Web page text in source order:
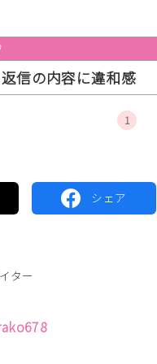
信の内容に違和感
1
ター